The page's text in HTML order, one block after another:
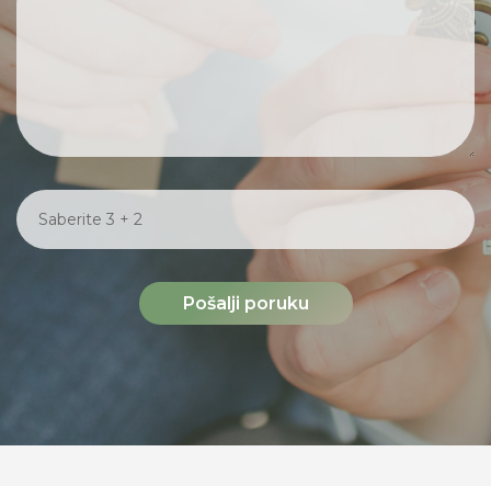
Pošalji poruku